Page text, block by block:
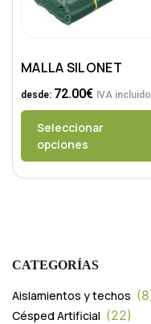
MALLA SILONET
desde: 72.00€ IVA incluido
Seleccionar
opciones
CATEGORÍAS
Aislamientos y techos 8
Césped Artificial 22